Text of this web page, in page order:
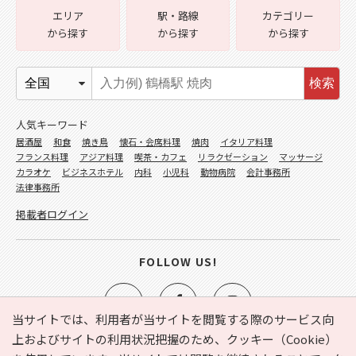
当サイトでは、利用者が当サイトを閲覧する際のサービス向
上およびサイトの利用状況把握のため、クッキー（Cookie）
エリア
から探す
駅・路線
から探す
カテゴリー
から探す
検索
人気キーワード
居酒屋 和食 焼き鳥 懐石・会席料理 焼肉
イタリア料理
フランス料理
アジア料理 喫茶・カフェ リラクゼーション
マッサージ
カラオケ
ビジネスホテル 内科 小児科 動物病院
会計事務所
法律事務所
掲載者ログイン
FOLLOW US!